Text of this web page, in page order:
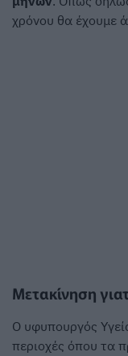
χρόνου θα έχουμε
Μετακίνηση
Ο υφυπουργός
περιοχές όπου τα